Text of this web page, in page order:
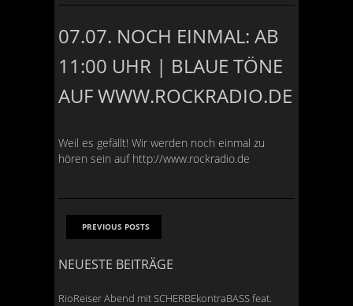
07.07. NOCH EINMAL: AB
11:00 UHR | BLAUE TÖNE
AUF WWW.ROCKRADIO.DE
Weil es gefällt! Wir werden noch einmal zu
hören sein auf http://www.rockradio.de
PREVIOUS POSTS
NEUESTE BEITRÄGE
RioReiser Abend mit SCHERBEkontraBASS feat.